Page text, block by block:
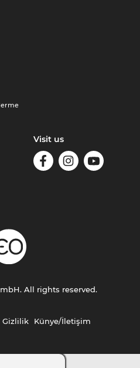
Visit us
Gizlilik Künye/İletişim
All rights reserved.